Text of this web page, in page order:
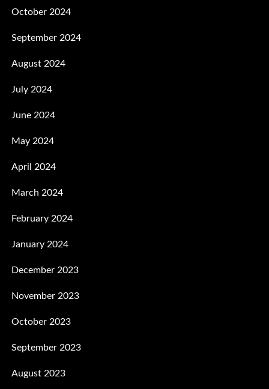
October 2024
September 2024
August 2024
July 2024
June 2024
May 2024
April 2024
March 2024
February 2024
January 2024
December 2023
November 2023
October 2023
September 2023
August 2023